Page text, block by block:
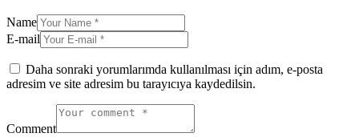
Name
E-mail
Daha sonraki yorumlarımda kullanılması için adım, e-posta
adresim ve site adresim bu tarayıcıya kaydedilsin.
Comment